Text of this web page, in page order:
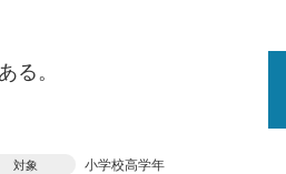
る。
対象 小学校高学年